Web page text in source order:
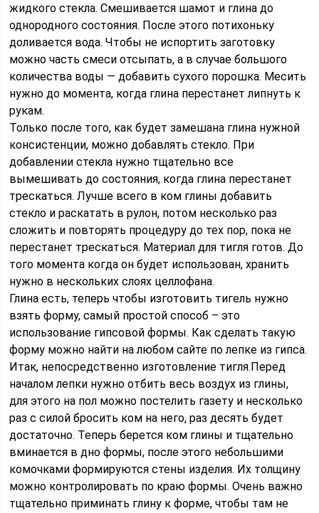
жидкого стекла. Смешивается шамот и глина до
однородного состояния. После этого потихоньку
доливается вода. Чтобы не испортить заготовку
можно часть смеси отсыпать, а в случае большого
количества воды — добавить сухого порошка. Месить
нужно до момента, когда глина перестанет липнуть к
рукам.
Только после того, как будет замешана глина нужной
консистенции, можно добавлять стекло. При
добавлении стекла нужно тщательно все
вымешивать до состояния, когда глина перестанет
трескаться. Лучше всего в ком глины добавить
стекло и раскатать в рулон, потом несколько раз
сложить и повторять процедуру до тех пор, пока не
перестанет трескаться. Материал для тигля готов. До
того момента когда он будет использован, хранить
нужно в нескольких слоях целлофана.
Глина есть, теперь чтобы изготовить тигель нужно
взять форму, самый простой способ – это
использование гипсовой формы. Как сделать такую
форму можно найти на любом сайте по лепке из гипса.
Итак, непосредственно изготовление тигля.Перед
началом лепки нужно отбить весь воздух из глины,
для этого на пол можно постелить газету и несколько
раз с силой бросить ком на него, раз десять будет
достаточно. Теперь берется ком глины и тщательно
вминается в дно формы, после этого небольшими
комочками формируются стены изделия. Их толщину
можно контролировать по краю формы. Очень важно
тщательно приминать глину к форме, чтобы там не